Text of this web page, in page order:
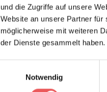
und die Zugriffe auf unsere
Website an unsere Partner für
möglicherweise mit weiteren
der Dienste gesammelt haben.
Notwendig